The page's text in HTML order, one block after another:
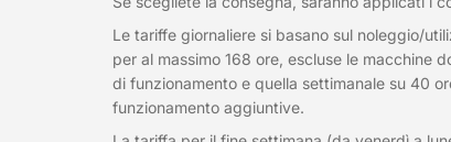
Le tariffe giornaliere si basano sul noleggio/
per al massimo 168 ore, escluse le macchine
di funzionamento e quella settimanale su 40
funzionamento aggiuntive.